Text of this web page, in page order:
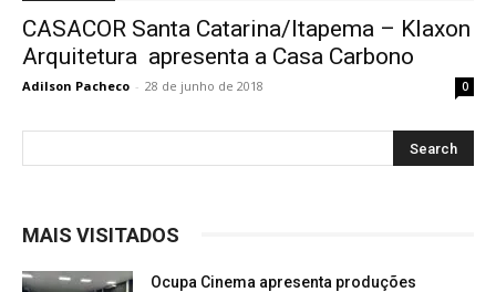
CASACOR Santa Catarina/Itapema – Klaxon
Arquitetura ​ apresenta a Casa Carbono
Adilson Pacheco - 28 de junho de 2018 0
MAIS VISITADOS
Ocupa Cinema apresenta produções